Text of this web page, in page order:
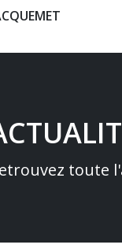
toute